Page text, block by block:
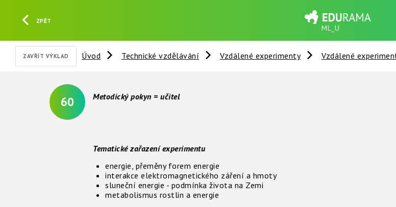
ZPĚT
ML_U
ZAVŘÍT VÝKLAD Úvod Technické vzdělávání Vzdálené experimenty Vzdálené
60 Metodický pokyn = učitel
Tematické zařazení experimentu
energie, přeměny forem energie
interakce elektromagnetického záření a hmoty
sluneční energie - podmínka života na Zemi
metabolismus rostlin a energie